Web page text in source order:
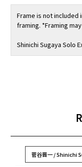
Frame is not included
framing. *Framing
Shinichi Sugaya Solo
菅谷晋一 / Shinichi